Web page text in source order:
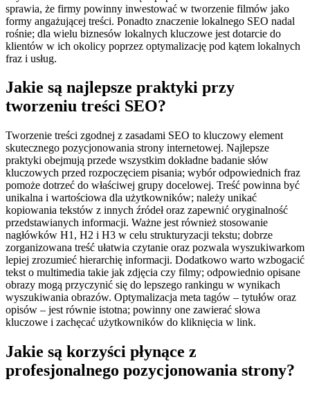
sprawia, że firmy powinny inwestować w tworzenie filmów jako
formy angażującej treści. Ponadto znaczenie lokalnego SEO nadal
rośnie; dla wielu biznesów lokalnych kluczowe jest dotarcie do
klientów w ich okolicy poprzez optymalizację pod kątem lokalnych
fraz i usług.
Jakie są najlepsze praktyki przy
tworzeniu treści SEO?
Tworzenie treści zgodnej z zasadami SEO to kluczowy element
skutecznego pozycjonowania strony internetowej. Najlepsze
praktyki obejmują przede wszystkim dokładne badanie słów
kluczowych przed rozpoczęciem pisania; wybór odpowiednich fraz
pomoże dotrzeć do właściwej grupy docelowej. Treść powinna być
unikalna i wartościowa dla użytkowników; należy unikać
kopiowania tekstów z innych źródeł oraz zapewnić oryginalność
przedstawianych informacji. Ważne jest również stosowanie
nagłówków H1, H2 i H3 w celu strukturyzacji tekstu; dobrze
zorganizowana treść ułatwia czytanie oraz pozwala wyszukiwarkom
lepiej zrozumieć hierarchię informacji. Dodatkowo warto wzbogacić
tekst o multimedia takie jak zdjęcia czy filmy; odpowiednio opisane
obrazy mogą przyczynić się do lepszego rankingu w wynikach
wyszukiwania obrazów. Optymalizacja meta tagów – tytułów oraz
opisów – jest równie istotna; powinny one zawierać słowa
kluczowe i zachęcać użytkowników do kliknięcia w link.
Jakie są korzyści płynące z
profesjonalnego pozycjonowania strony?